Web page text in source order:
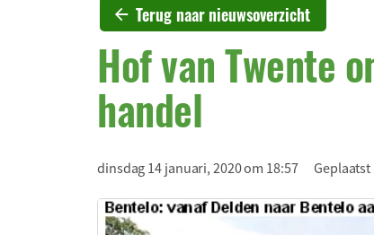
Terug naar nieuwsoverzicht
Hof van Twente
handel
dinsdag 14 januari, 2020 om 18:57 Geplaatst